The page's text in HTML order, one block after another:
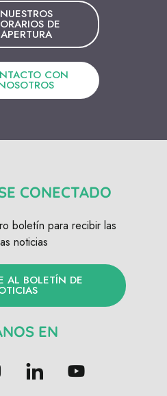
NUESTROS
DE
APERTURA
CON
CONECTADO
boletín para recibir las
noticias
AL BOLETÍN DE
EN